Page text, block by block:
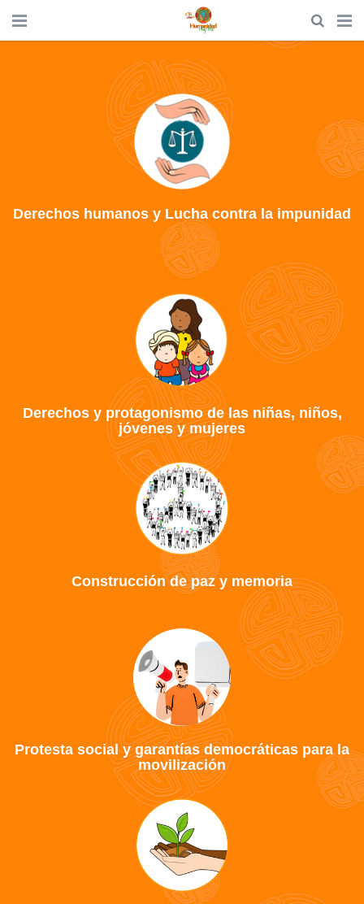
Derechos humanos y Lucha contra la impunidad
Derechos y protagonismo de las niñas, niños,
jóvenes y mujeres
Construcción de paz y memoria
Protesta social y garantías democráticas para la
movilización